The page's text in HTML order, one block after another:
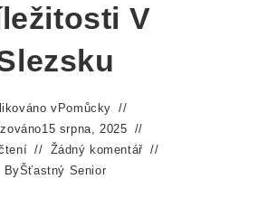
V
v Pomůcky
15 srpna, 2025
Žádný komentář
ByŠťastný Senior